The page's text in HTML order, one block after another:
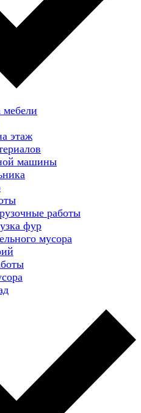
мебели
этаж
машины
работы
фур
мусора